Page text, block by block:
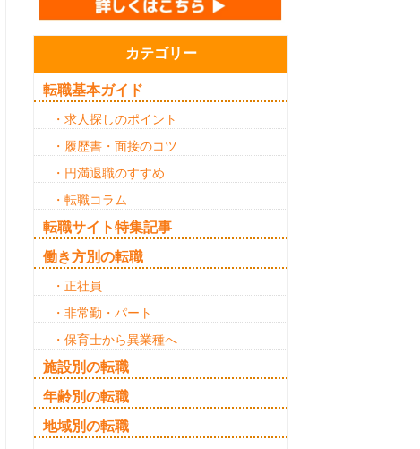
カテゴリー
転職基本ガイド
・求人探しのポイント
・履歴書・面接のコツ
・円満退職のすすめ
・転職コラム
転職サイト特集記事
働き方別の転職
・正社員
・非常勤・パート
・保育士から異業種へ
施設別の転職
年齢別の転職
地域別の転職